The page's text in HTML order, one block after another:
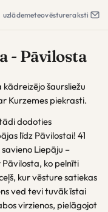
uzlādemeteovēstureraksti
- Pāvilosta
šaursliežu
Kurzemes piekrasti.
dodoties
līdz Pāvilostai! 41
Liepāju –
ko pelnīti
kur vēsture satiekas
ved tevi tuvāk īstai
virzienos, pielāgojot